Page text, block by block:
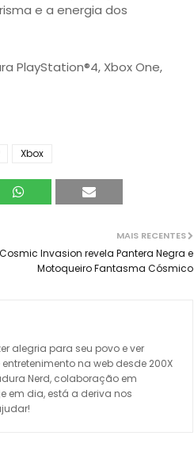
e a energia dos
PlayStation®4, Xbox One,
Xbox
MAIS RECENTES
Cosmic Invasion revela Pantera Negra e
Motoqueiro Fantasma Cósmico
alegria para seu povo e ver
na web desde 200X
Nerd, colaboração em
em dia, está a deriva nos